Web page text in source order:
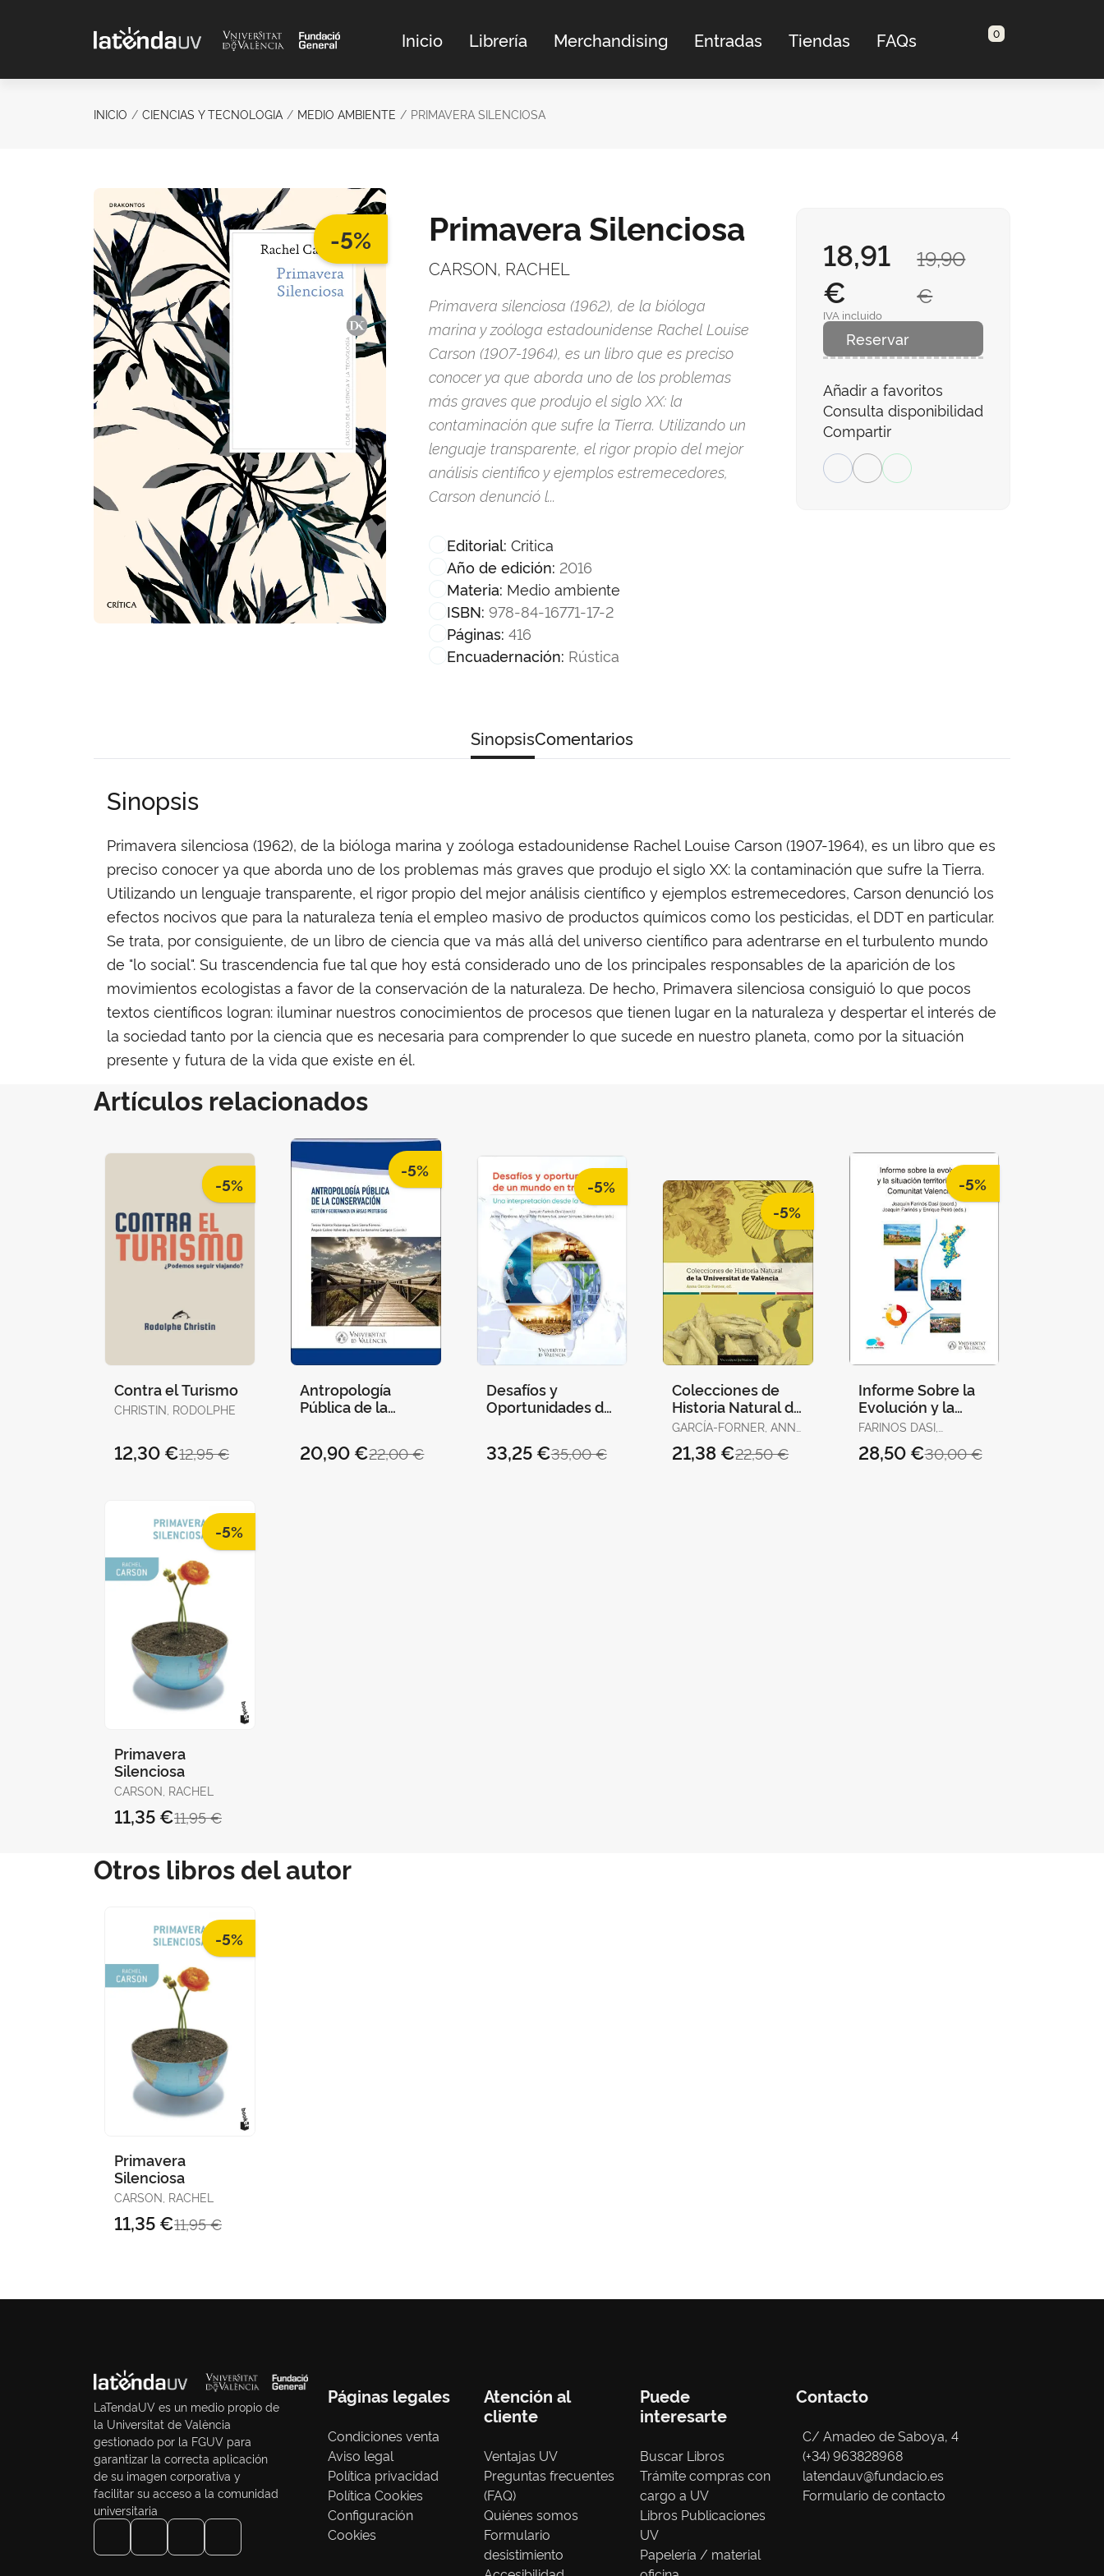
Inicio Librería Merchandising Entradas Tiendas FAQs 0
INICIO CIENCIAS Y TECNOLOGIA MEDIO AMBIENTE PRIMAVERA SILENCIOSA
-5% Primavera Silenciosa
CARSON, RACHEL
Primavera silenciosa (1962), de la bióloga
marina y zoóloga estadounidense Rachel Louise
Carson (1907-1964), es un libro que es preciso
conocer ya que aborda uno de los problemas
más graves que produjo el siglo XX: la
contaminación que sufre la Tierra. Utilizando un
lenguaje transparente, el rigor propio del mejor
análisis científico y ejemplos estremecedores,
Carson denunció l...
Editorial: Critica
Año de edición: 2016
Materia: Medio ambiente
ISBN: 978-84-16771-17-2
Páginas: 416
Encuadernación: Rústica
19,90
€
18,91
€
IVA incluido
Reservar
Añadir a favoritos
Consulta disponibilidad
Compartir
SinopsisComentarios
Sinopsis
Primavera silenciosa (1962), de la bióloga marina y zoóloga estadounidense Rachel Louise Carson (1907-1964), es un libro que es
preciso conocer ya que aborda uno de los problemas más graves que produjo el siglo XX: la contaminación que sufre la Tierra.
Utilizando un lenguaje transparente, el rigor propio del mejor análisis científico y ejemplos estremecedores, Carson denunció los
efectos nocivos que para la naturaleza tenía el empleo masivo de productos químicos como los pesticidas, el DDT en particular.
Se trata, por consiguiente, de un libro de ciencia que va más allá del universo científico para adentrarse en el turbulento mundo
de "lo social". Su trascendencia fue tal que hoy está considerado uno de los principales responsables de la aparición de los
movimientos ecologistas a favor de la conservación de la naturaleza. De hecho, Primavera silenciosa consiguió lo que pocos
textos científicos logran: iluminar nuestros conocimientos de procesos que tienen lugar en la naturaleza y despertar el interés de
la sociedad tanto por la ciencia que es necesaria para comprender lo que sucede en nuestro planeta, como por la situación
presente y futura de la vida que existe en él.
Artículos relacionados
-5%
Contra el Turismo
CHRISTIN, RODOLPHE
12,95 €
12,30 €
-5%
Antropología
Pública de la
22,00 €
20,90 €
-5%
Desafíos y
Oportunidades de
35,00 €
33,25 €
-5%
Colecciones de
Historia Natural de
la Universitat de
GARCÍA-FORNER, ANNA
22,50 €
21,38 €
-5%
Informe Sobre la
Evolución y la
Situación
Comunitat
FARINOS DASI,
ENRIQUE (ED.)30,00 €
28,50 €
-5%
Primavera
Silenciosa
CARSON, RACHEL
11,95 €
11,35 €
Otros libros del autor
-5%
Primavera
Silenciosa
CARSON, RACHEL
11,95 €
11,35 €
LaTendaUV es un medio propio de
la Universitat de València
gestionado por la FGUV para
garantizar la correcta aplicación
de su imagen corporativa y
facilitar su acceso a la comunidad
universitaria
Páginas legales
Condiciones venta
Aviso legal
Política privacidad
Política Cookies
Configuración
Cookies
Atención al
cliente
Ventajas UV
Preguntas frecuentes
(FAQ)
Quiénes somos
Formulario
desistimiento
Puede
interesarte
Buscar Libros
Trámite compras con
cargo a UV
Libros Publicaciones
UV
Papelería / material
Contacto
C/ Amadeo de Saboya, 4
(+34) 963828968
latendauv@fundacio.es
Formulario de contacto